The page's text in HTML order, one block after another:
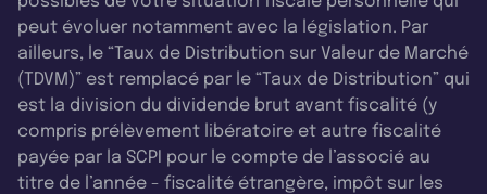
peut évoluer notamment avec la législation. Par
ailleurs, le “Taux de Distribution sur Valeur de Marché
(TDVM)” est remplacé par le “Taux de Distribution” qui
est la division du dividende brut avant fiscalité (y
compris prélèvement libératoire et autre fiscalité
payée par la SCPI pour le compte de l’associé au
titre de l’année - fiscalité étrangère, impôt sur les